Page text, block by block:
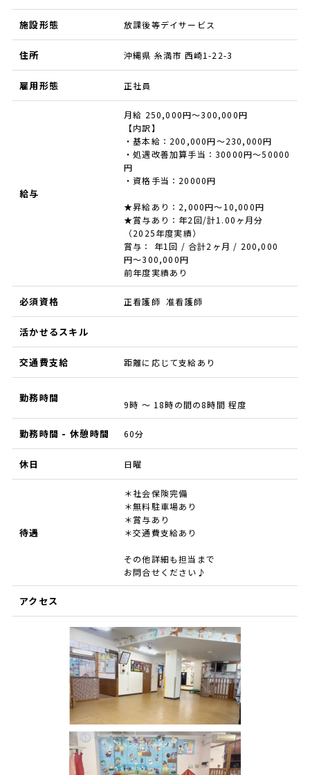
施設形態 放課後等デイサービス
住所 沖縄県 糸満市 西崎1-22-3
雇用形態 正社員
給与
月給 250,000円～300,000円
【内訳】
・基本給：200,000円～230,000円
・処遇改善加算手当：30000円～50000
円
・資格手当：20000円
★昇給あり：2,000円～10,000円
★賞与あり：年2回/計1.00ヶ月分
（2025年度実績）
賞与： 年1回 / 合計2ヶ月 / 200,000
円〜300,000円
前年度実績あり
必須資格 正看護師 准看護師
活かせるスキル
交通費支給 距離に応じて支給あり
勤務時間
9時 ～ 18時の間の8時間 程度
勤務時間 - 休憩時間 60分
休日 日曜
待遇
＊社会保険完備
＊無料駐車場あり
＊賞与あり
＊交通費支給あり
その他詳細も担当まで
お問合せください♪
アクセス